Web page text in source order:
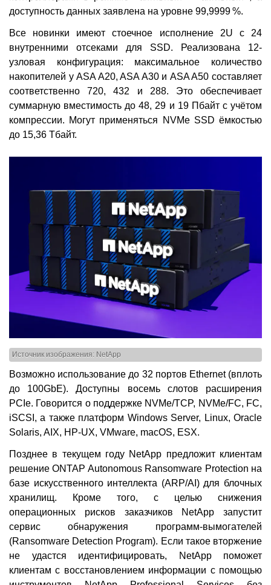
доступность данных заявлена на уровне 99,9999 %.
Все новинки имеют стоечное исполнение 2U с 24
внутренними отсеками для SSD. Реализована 12-
узловая конфигурация: максимальное количество
накопителей у ASA A20, ASA A30 и ASA A50 составляет
соответственно 720, 432 и 288. Это обеспечивает
суммарную вместимость до 48, 29 и 19 Пбайт с учётом
компрессии. Могут применяться NVMe SSD ёмкостью
до 15,36 Тбайт.
Источник изображения: NetApp
Возможно использование до 32 портов Ethernet (вплоть
до 100GbE). Доступны восемь слотов расширения
PCIe. Говорится о поддержке NVMe/TCP, NVMe/FC, FC,
iSCSI, а также платформ Windows Server, Linux, Oracle
Solaris, AIX, HP-UX, VMware, macOS, ESX.
Позднее в текущем году NetApp предложит клиентам
решение ONTAP Autonomous Ransomware Protection на
базе искусственного интеллекта (ARP/AI) для блочных
хранилищ. Кроме того, с целью снижения
операционных рисков заказчиков NetApp запустит
сервис обнаружения программ-вымогателей
(Ransomware Detection Program). Если такое вторжение
не удастся идентифицировать, NetApp поможет
клиентам с восстановлением информации с помощью